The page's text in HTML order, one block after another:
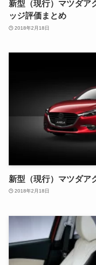
新型（現行）マツダア
ッジ評価まとめ
2018年2月18日
新型（現行）マツダア
2018年2月18日